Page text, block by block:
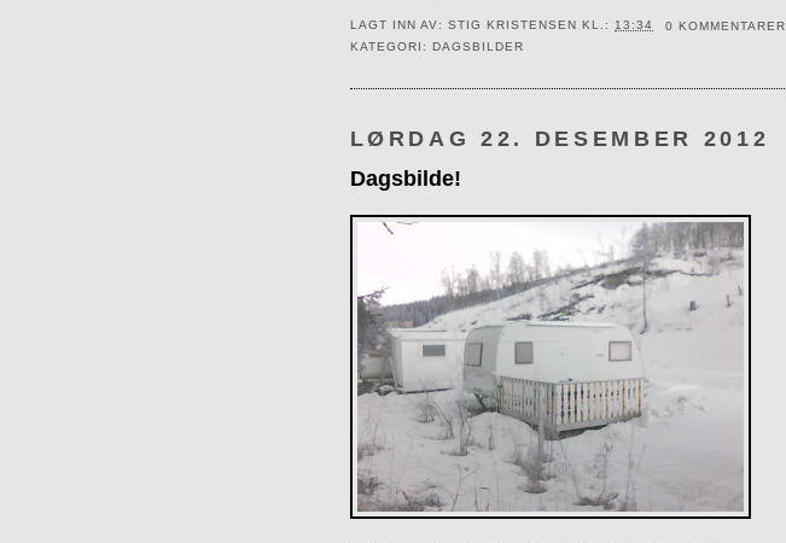
LAGT INN AV: STIG KRISTENSEN KL.: 13:34
0 KOMMENTARER
KATEGORI: DAGSBILDER
LØRDAG 22. DESEMBER 2012
Dagsbilde!